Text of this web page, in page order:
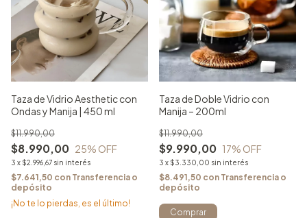
Taza de Vidrio Aesthetic con
Ondas y Manija | 450 ml
$8.990,00
$11.990,00
25% OFF
3 x $2.996,67 sin interés
$7.641,50 con Transferencia o
depósito
¡No te lo pierdas, es el último!
Taza de Doble Vidrio con
Manija – 200ml
$9.990,00
$11.990,00
17% OFF
3 x $3.330,00 sin interés
$8.491,50 con Transferencia o
depósito
Comprar